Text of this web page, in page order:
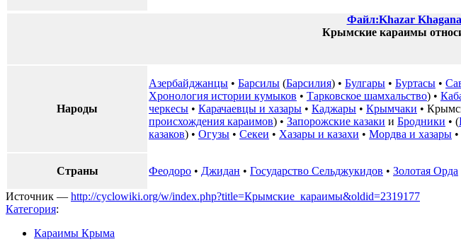
Файл:Khazar
Крымские караимы
Народы
Азербайджанцы • Барсилы (Барсилия) • Булгары • Буртасы •
Хронология истории кумыков • Тарковское шамхальство) •
черкесы • Карачаевцы и хазары • Каджары • Крымчаки •
происхождения караимов) • Запорожские казаки и Бродники • (
казаков) • Огузы • Секеи • Хазары и казахи • Мордва и хазары •
Страны Феодоро • Джидан • Государство Сельджукидов • Золотая Орда
Источник — http://cyclowiki.org/w/index.php?title=Крымские_караимы&oldid=2319177
Категория:
Караимы Крыма